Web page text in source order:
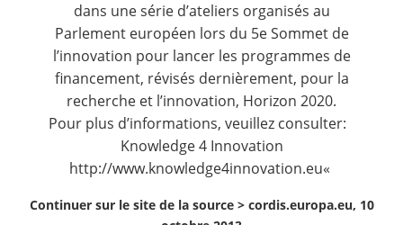
dans une série d’ateliers organisés au
Parlement européen lors du 5e Sommet de
l’innovation pour lancer les programmes de
financement, révisés dernièrement, pour la
recherche et l’innovation, Horizon 2020.
Pour plus d’informations, veuillez consulter:
Knowledge 4 Innovation
http://www.knowledge4innovation.eu«
Continuer sur le site de la source > cordis.europa.eu, 10